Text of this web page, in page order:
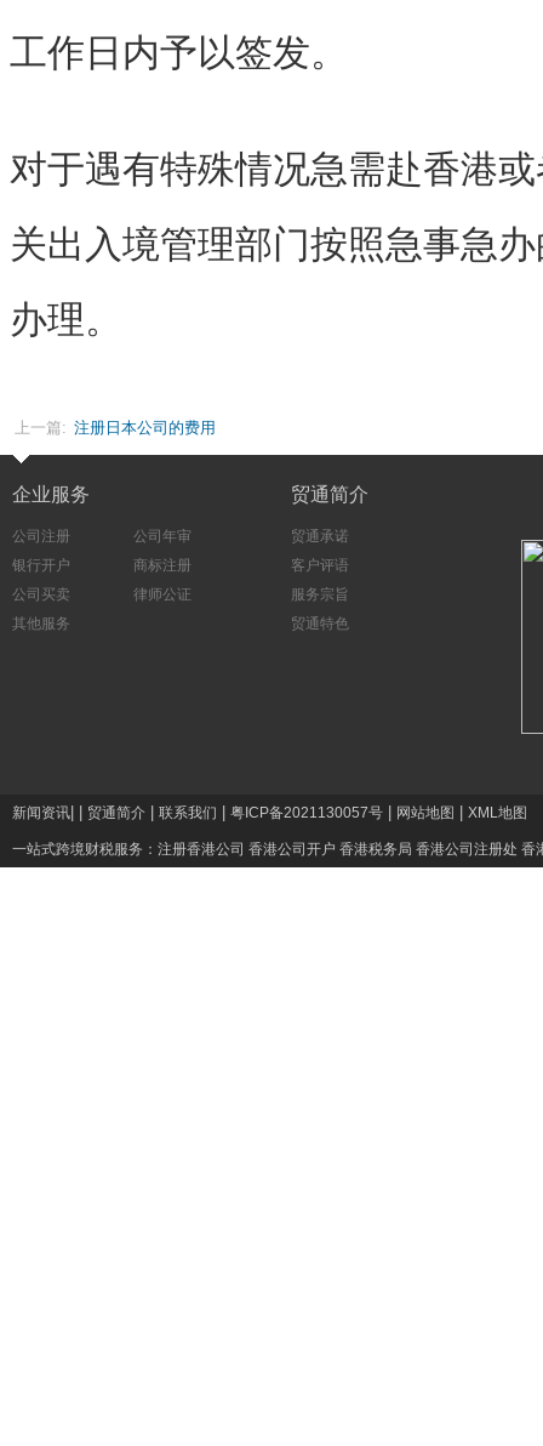
工作日内予以签发。
对于遇有特殊情况急需赴香港
关出入境管理部门按照急事急
办理。
上一篇: 注册日本公司的费用
企业服务
公司注册
公司年审
银行开户
商标注册
公司买卖
律师公证
其他服务
贸通简介
贸通承诺
客户评语
服务宗旨
贸通特色
新闻资讯 贸通简介 联系我们 粤ICP备2021130057号 网站地图 XML地图
一站式跨境财税服务： 注册香港公司 香港公司开户 香港税务局 香港公司注册处 香